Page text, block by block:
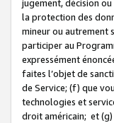
jugement, décision
la protection des
mineur ou autrement
participer au
expressément
faites l’objet de
de Service; (f) que
technologies et
droit américain; et